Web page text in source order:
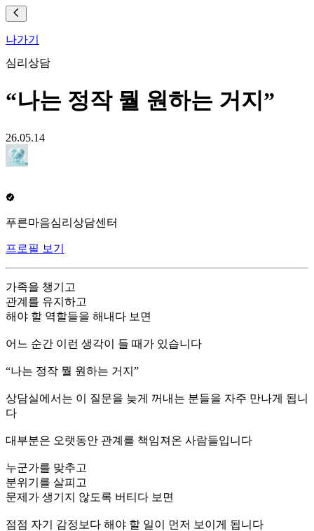
나가기
심리상담
“나는 정작 뭘 원하는 거지”
26.05.14
푸른마음심리상담센터
프로필 보기
가족을 챙기고
관계를 유지하고
해야 할 역할들을 해내다 보면
어느 순간 이런 생각이 들 때가 있습니다
“나는 정작 뭘 원하는 거지”
상담실에서는 이 질문을 늦게 꺼내는 분들을 자주 만나게 됩니
다
대부분은 오랫동안 관계를 책임져온 사람들입니다
누군가를 맞추고
분위기를 살피고
문제가 생기지 않도록 버티다 보면
점점 자기 감정보다 해야 할 일이 먼저 보이게 됩니다